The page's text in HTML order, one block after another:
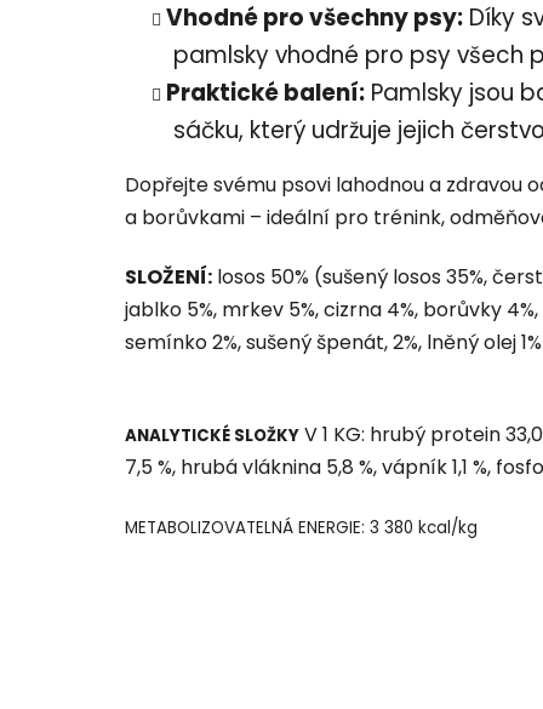
Vhodné pro všechny psy: Díky
pamlsky vhodné pro psy všech
Praktické balení: Pamlsky jsou
sáčku, který udržuje jejich
Dopřejte svému psovi lahodnou a zdravou
a borůvkami – ideální pro trénink,
SLOŽENÍ: losos 50% (sušený losos 35%,
jablko 5%, mrkev 5%, cizrna 4%, borůvky
semínko 2%, sušený špenát, 2%, lněný olej 1%
ANALYTICKÉ SLOŽKY V 1 KG: hrubý protein
7,5 %, hrubá vláknina 5,8 %, vápník 1,1 %,
METABOLIZOVATELNÁ ENERGIE: 3 380 kcal/kg